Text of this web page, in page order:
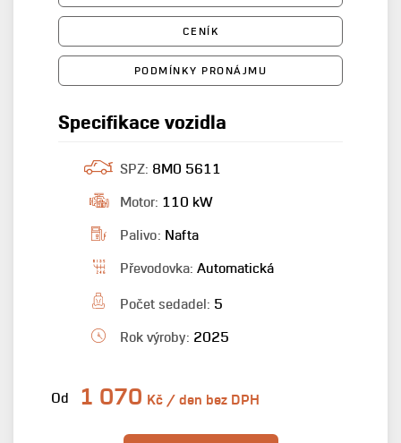
CENÍK
PODMÍNKY PRONÁJMU
Specifikace vozidla
SPZ: 8M0 5611
Motor: 110 kW
Palivo: Nafta
Převodovka: Automatická
Počet sedadel: 5
Rok výroby: 2025
Od 1 070 Kč / den bez DPH